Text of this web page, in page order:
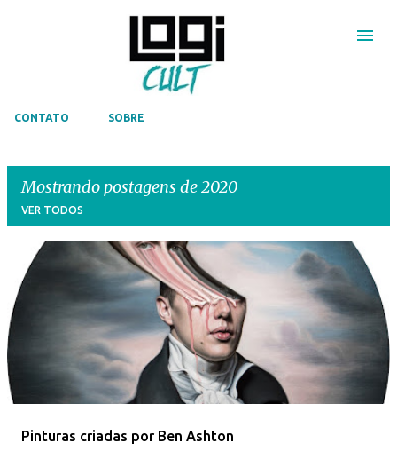
Pular para o conteúdo principal
CONTATO SOBRE
Mostrando postagens de 2020
VER TODOS
s
t
a
g
Pinturas criadas por Ben Ashton